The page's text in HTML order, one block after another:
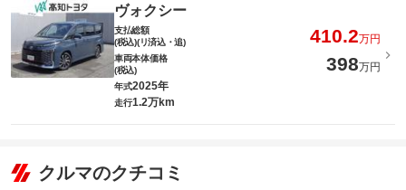
ヴォクシー
支払総額
(税込)(リ済込・追)
410.2万円
車両本体価格
(税込)
398万円
年式2025年
走行1.2万km
クルマのクチコミ